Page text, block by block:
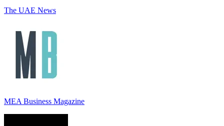
The UAE News
MEA Business Magazine